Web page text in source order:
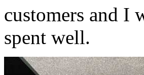
customers and I
spent well.